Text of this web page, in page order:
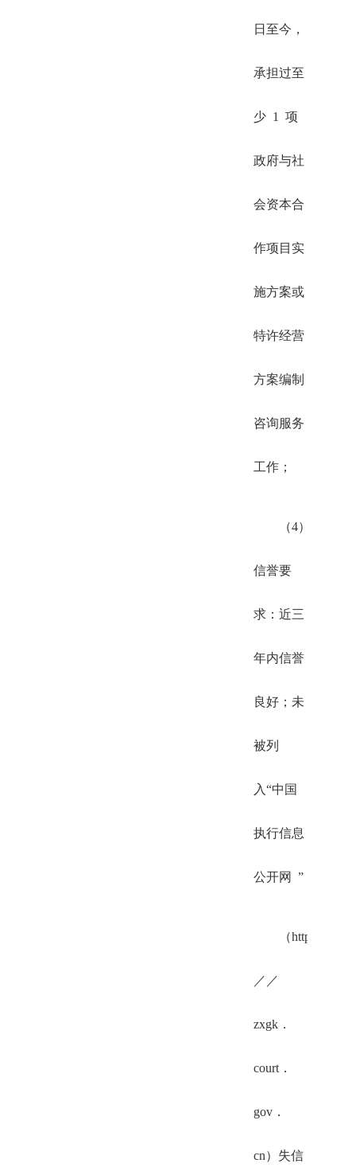
日至今，
承担过至
少 1 项
政府与社
会资本合
作项目实
施方案或
特许经营
方案编制
咨询服务
工作；
（4）
信誉要
求：近三
年内信誉
良好；未
被列
入“中国
执行信息
公开网 ”
（http：
／／
zxgk．
court．
gov．
cn）失信